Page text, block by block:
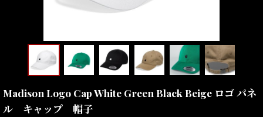
Madison Logo Cap White Green Black Beige ロゴ パネ
ル キャップ 帽子